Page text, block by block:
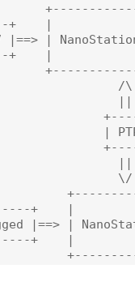
+    |
|==> |
+    |
/\
||
|
||
\/
+    |
|==> |
+    |